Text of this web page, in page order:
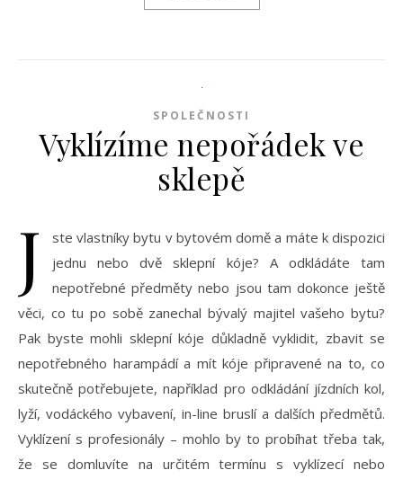
SPOLEČNOSTI
Vyklízíme nepořádek ve
sklepě
J
ste vlastníky bytu v bytovém domě a máte k dispozici
jednu nebo dvě sklepní kóje? A odkládáte tam
nepotřebné předměty nebo jsou tam dokonce ještě
věci, co tu po sobě zanechal bývalý majitel vašeho bytu?
Pak byste mohli sklepní kóje důkladně vyklidit, zbavit se
nepotřebného harampádí a mít kóje připravené na to, co
skutečně potřebujete, například pro odkládání jízdních kol,
lyží, vodáckého vybavení, in-line bruslí a dalších předmětů.
Vyklízení s profesionály – mohlo by to probíhat třeba tak,
že se domluvíte na určitém termínu s vyklízecí nebo